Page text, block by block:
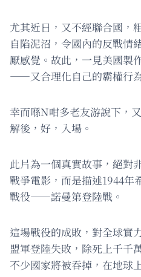
尤其近日，又不經聯合國，
自陷泥沼，令國內的反戰情
厭感覺。故此，一見美國製
——又合理化自己的霸權行
幸而喺N咁多老友游說下，
解後，好，入場。
此片為一個真實故事，絕對
戰爭電影，而是描述1944年
戰役——諾曼第登陸戰。
這場戰役的成敗，對全球實
盟軍登陸失敗，除死上千千
不少國家將被吞掉，在地球